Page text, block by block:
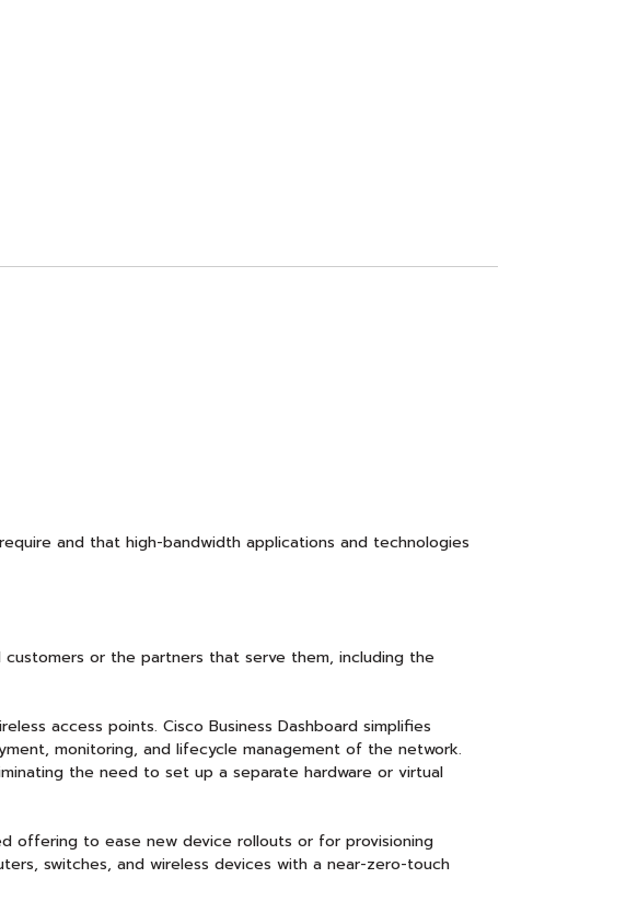
and that high-bandwidth applications and technologies
or the partners that serve them, including the
access points. Cisco Business Dashboard simplifies
monitoring, and lifecycle management of the network.
the need to set up a separate hardware or virtual
offering to ease new device rollouts or for provisioning
switches, and wireless devices with a near-zero-touch